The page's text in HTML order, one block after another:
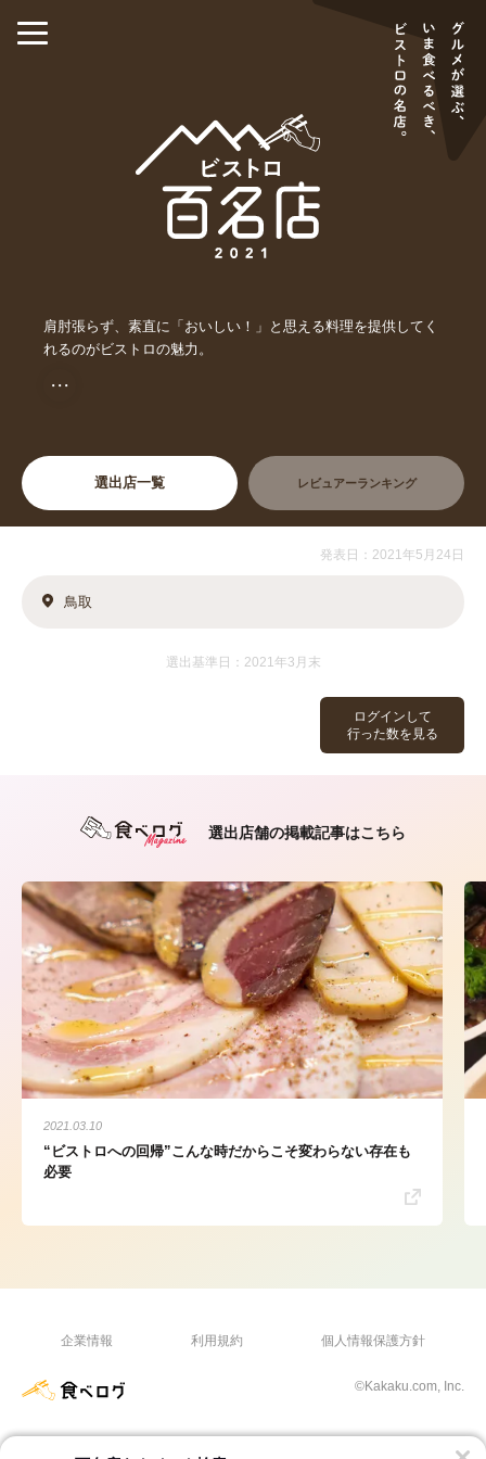
肩肘張らず、素直に「おいしい！」と思える料理を提供してく
れるのがビストロの魅力。
・・・
選出店一覧 レビュアーランキング
ログインして
行った数を見る
発表日：2021年5月24日
鳥取
選出基準日：2021年3月末
選出店舗の掲載記事はこちら
2021.03.10
“ビストロへの回帰”こんな時だからこそ変わらない存在も
必要
企業情報 利用規約 個人情報保護方針
©Kakaku.com, Inc.